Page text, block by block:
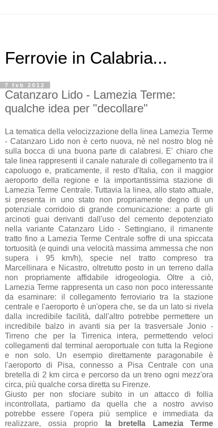
Ferrovie in Calabria...
7 feb 2012
Catanzaro Lido - Lamezia Terme:
qualche idea per "decollare"
La tematica della velocizzazione della linea Lamezia Terme
- Catanzaro Lido non è certo nuova, nè nel nostro blog nè
sulla bocca di una buona parte di calabresi. E' chiaro che
tale linea rappresenti il canale naturale di collegamento tra il
capoluogo e, praticamente, il resto d'Italia, con il maggior
aeroporto della regione e la importantissima stazione di
Lamezia Terme Centrale. Tuttavia la linea, allo stato attuale,
si presenta in uno stato non propriamente degno di un
potenziale corridoio di grande comunicazione: a parte gli
arcinoti guai derivanti dall'uso del cemento depotenziato
nella variante Catanzaro Lido - Settingiano, il rimanente
tratto fino a Lamezia Terme Centrale soffre di una spiccata
tortuosità (e quindi una velocità massima ammessa che non
supera i 95 km/h), specie nel tratto compreso tra
Marcellinara e Nicastro, oltretutto posto in un terreno dalla
non propriamente affidabile idrogeologia. Oltre a ciò,
Lamezia Terme rappresenta un caso non poco interessante
da esaminare: il collegamento ferroviario tra la stazione
centrale e l'aeroporto è un'opera che, se da un lato si rivela
dalla incredibile facilità, dall'altro potrebbe permettere un
incredibile balzo in avanti sia per la trasversale Jonio -
Tirreno che per la Tirrenica intera, permettendo veloci
collegamenti dal terminal aeroportuale con tutta la Regione
e non solo. Un esempio direttamente paragonabile è
l'aeroporto di Pisa, connesso a Pisa Centrale con una
bretella di 2 km circa e percorso da un treno ogni mezz'ora
circa, più qualche corsa diretta su Firenze.
Giusto per non sfociare subito in un attacco di follia
incontrollata, partiamo da quella che a nostro avviso
potrebbe essere l'opera più semplice e immediata da
realizzare, ossia proprio
la bretella Lamezia Terme